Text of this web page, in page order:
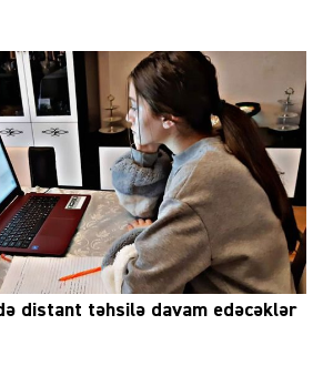
distant təhsilə davam edəcəklər